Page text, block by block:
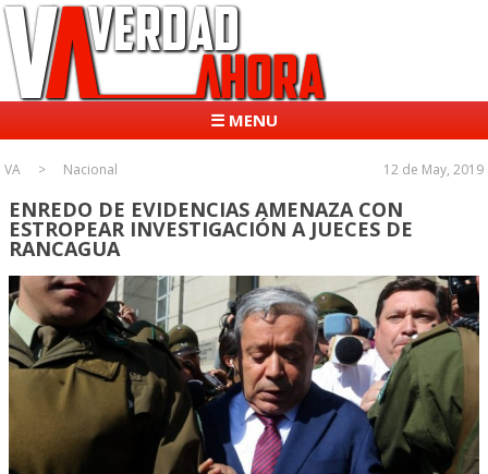
☰ MENU
VA Nacional 12 de May, 2019
ENREDO DE EVIDENCIAS AMENAZA CON
ESTROPEAR INVESTIGACIÓN A JUECES DE
RANCAGUA